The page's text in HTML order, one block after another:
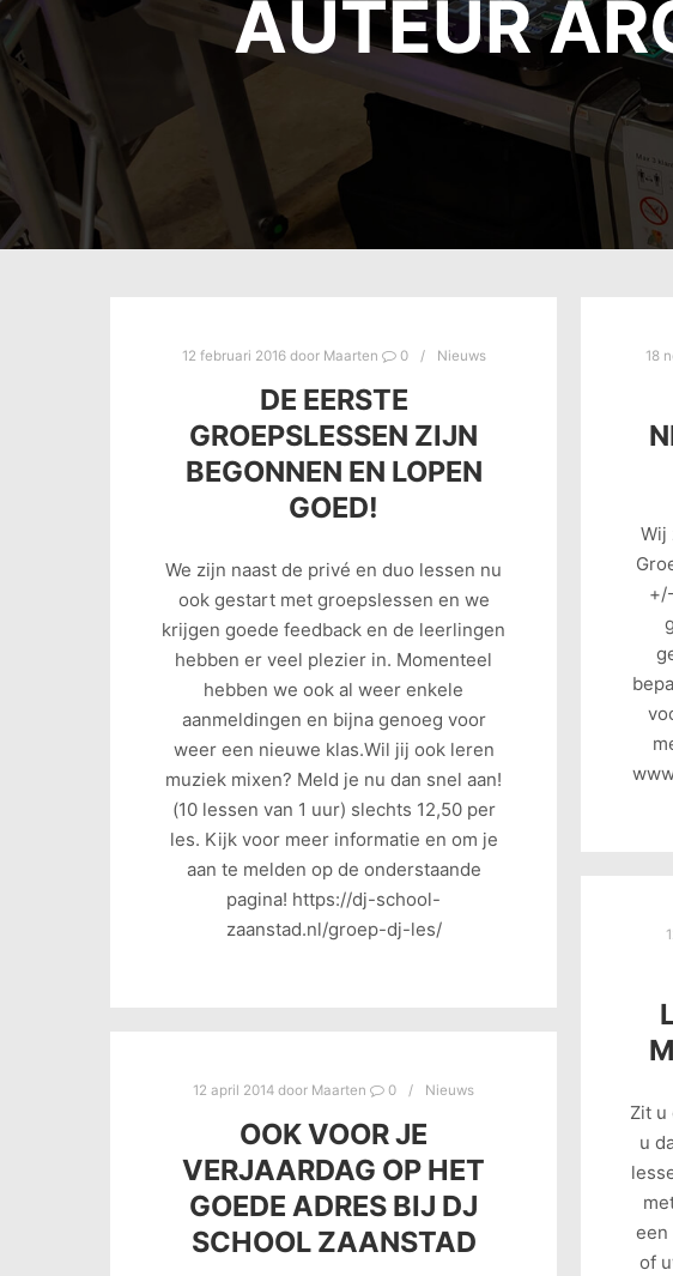
AUTEUR
12 februari 2016door Maarten 0 Nieuws
DE EERSTE
GROEPSLESSEN ZIJN
BEGONNEN EN LOPEN
GOED!
We zijn naast de privé en duo lessen nu
ook gestart met groepslessen en we
krijgen goede feedback en de leerlingen
hebben er veel plezier in. Momenteel
hebben we ook al weer enkele
aanmeldingen en bijna genoeg voor
weer een nieuwe klas.Wil jij ook leren
muziek mixen? Meld je nu dan snel aan!
(10 lessen van 1 uur) slechts 12,50 per
les. Kijk voor meer informatie en om je
aan te melden op de onderstaande
pagina! https://dj-school-
zaanstad.nl/groep-dj-les/
18
Wij
Zit u
u
een
of
12 april 2014 door Maarten 0 Nieuws
OOK VOOR JE
VERJAARDAG OP HET
GOEDE ADRES BIJ DJ
SCHOOL ZAANSTAD